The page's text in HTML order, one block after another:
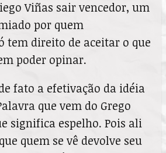
Viñas sair vencedor, um
por quem
tem direito de aceitar o que
poder opinar.
fato a efetivação da idéia
que vem do Grego
significa espelho. Pois ali
quem se vê devolve seu